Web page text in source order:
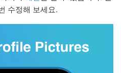
수정해 보세요.